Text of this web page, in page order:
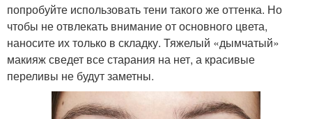
попробуйте использовать тени такого же оттенка. Но
чтобы не отвлекать внимание от основного цвета,
наносите их только в складку. Тяжелый «дымчатый»
макияж сведет все старания на нет, а красивые
переливы не будут заметны.